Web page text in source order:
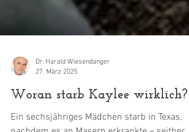
Dr. Harald Wiesendanger
27. März 2025
Woran starb Kaylee wirklich?